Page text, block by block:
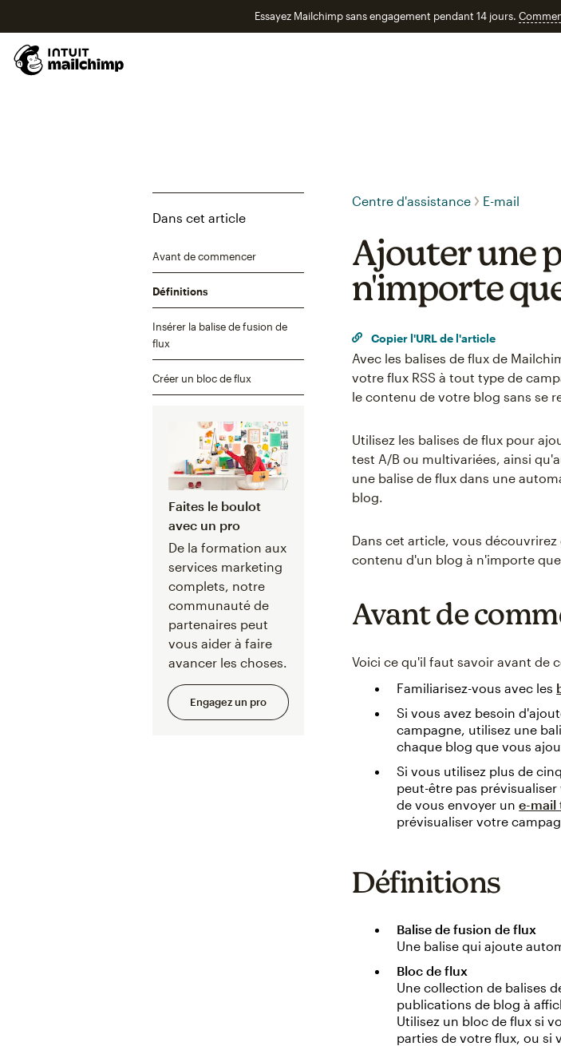
Essayez Mailchimp sans engagement pendant 14 jours.
Dans cet article
Avant de commencer
Définitions
Insérer la balise de fusion de
flux
Créer un bloc de flux
Faites le boulot
avec un pro
De la formation aux
services marketing
complets, notre
communauté de
partenaires peut
vous aider à faire
avancer les choses.
Engagez un pro
Centre d'assistance E-mail
Ajouter une
n'importe
Copier l'URL de l'article
Avec les balises de flux de
votre flux RSS à tout type de
le contenu de votre blog sans se
Utilisez les balises de flux pour
test A/B ou multivariées, ainsi
une balise de flux dans une
blog.
Dans cet article, vous
contenu d'un blog à n'importe
Avant de
Voici ce qu'il faut savoir avant de
Familiarisez-vous avec les
Si vous avez besoin
campagne, utilisez une
chaque blog que vous
Si vous utilisez plus de
peut-être pas
de vous envoyer une-mail
prévisualiser votre
Définitions
Balise de fusion de flux
Une balise qui ajoute
Bloc de flux
Une collection de balises
publications de blog à
Utilisez un bloc de flux si
parties de votre flux, ou si